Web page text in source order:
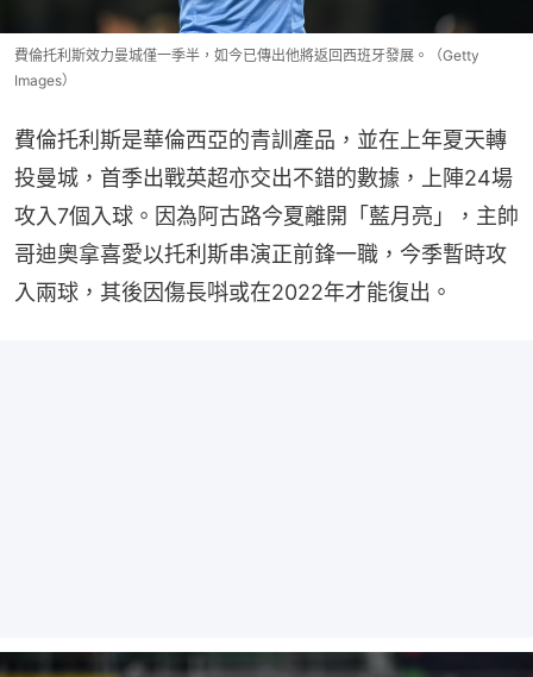
費倫托利斯效力曼城僅一季半，如今已傳出他將返回西班牙發展。（Getty
Images）
費倫托利斯是華倫西亞的青訓產品，並在上年夏天轉
投曼城，首季出戰英超亦交出不錯的數據，上陣24場
攻入7個入球。因為阿古路今夏離開「藍月亮」，主帥
哥迪奧拿喜愛以托利斯串演正前鋒一職，今季暫時攻
入兩球，其後因傷長唞或在2022年才能復出。